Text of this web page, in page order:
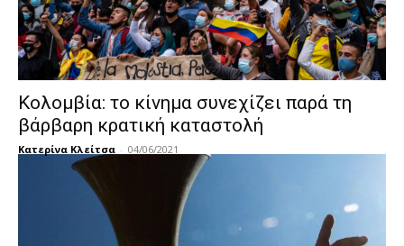
Κολομβία: το κίνημα συνεχίζει παρά τη
βάρβαρη κρατική καταστολή
Κατερίνα Κλείτσα - 04/06/2021